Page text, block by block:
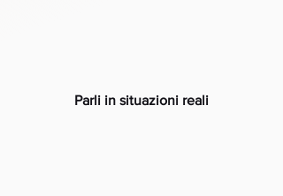
Parli in situazioni reali